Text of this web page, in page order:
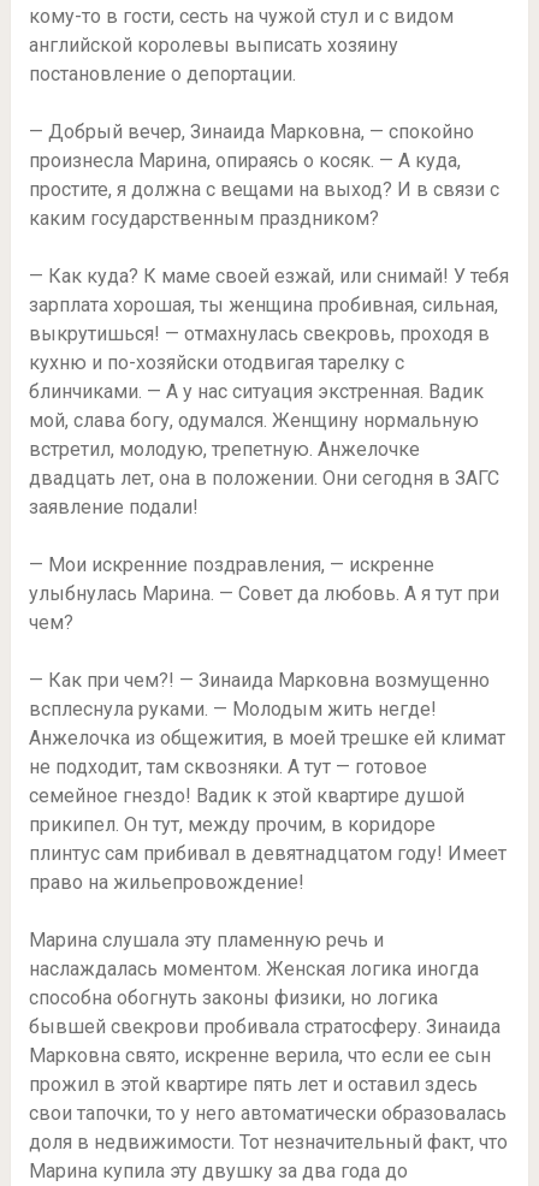
кому-то в гости, сесть на чужой стул и с видом
английской королевы выписать хозяину
постановление о депортации.
— Добрый вечер, Зинаида Марковна, — спокойно
произнесла Марина, опираясь о косяк. — А куда,
простите, я должна с вещами на выход? И в связи с
каким государственным праздником?
— Как куда? К маме своей езжай, или снимай! У тебя
зарплата хорошая, ты женщина пробивная, сильная,
выкрутишься! — отмахнулась свекровь, проходя в
кухню и по-хозяйски отодвигая тарелку с
блинчиками. — А у нас ситуация экстренная. Вадик
мой, слава богу, одумался. Женщину нормальную
встретил, молодую, трепетную. Анжелочке
двадцать лет, она в положении. Они сегодня в ЗАГС
заявление подали!
— Мои искренние поздравления, — искренне
улыбнулась Марина. — Совет да любовь. А я тут при
чем?
— Как при чем?! — Зинаида Марковна возмущенно
всплеснула руками. — Молодым жить негде!
Анжелочка из общежития, в моей трешке ей климат
не подходит, там сквозняки. А тут — готовое
семейное гнездо! Вадик к этой квартире душой
прикипел. Он тут, между прочим, в коридоре
плинтус сам прибивал в девятнадцатом году! Имеет
право на жильепровождение!
Марина слушала эту пламенную речь и
наслаждалась моментом. Женская логика иногда
способна обогнуть законы физики, но логика
бывшей свекрови пробивала стратосферу. Зинаида
Марковна свято, искренне верила, что если ее сын
прожил в этой квартире пять лет и оставил здесь
свои тапочки, то у него автоматически образовалась
доля в недвижимости. Тот незначительный факт, что
Марина купила эту двушку за два года до